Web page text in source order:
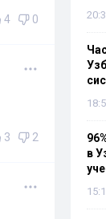
4 0
3 2
в